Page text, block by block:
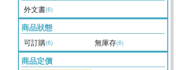
外文書(6)
商品狀態
可訂購(6) 無庫存(6)
商品定價